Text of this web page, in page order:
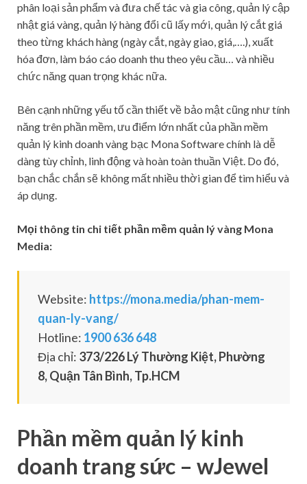
phân loại sản phẩm và đưa chế tác và gia công, quản lý cập
nhật giá vàng, quản lý hàng đổi cũ lấy mới, quản lý cắt giá
theo từng khách hàng (ngày cắt, ngày giao, giá,….), xuất
hóa đơn, làm báo cáo doanh thu theo yêu cầu… và nhiều
chức năng quan trọng khác nữa.
Bên cạnh những yếu tố cần thiết về bảo mật cũng như tính
năng trên phần mềm, ưu điểm lớn nhất của phần mềm
quản lý kinh doanh vàng bạc Mona Software chính là dễ
dàng tùy chỉnh, linh động và hoàn toàn thuần Việt. Do đó,
bạn chắc chắn sẽ không mất nhiều thời gian để tìm hiểu và
áp dụng.
Mọi thông tin chi tiết phần mềm quản lý vàng Mona
Media:
Website: https://mona.media/phan-mem-
quan-ly-vang/
Hotline: 1900 636 648
Địa chỉ: 373/226 Lý Thường Kiệt, Phường
8, Quận Tân Bình, Tp.HCM
Phần mềm quản lý kinh
doanh trang sức – wJewel